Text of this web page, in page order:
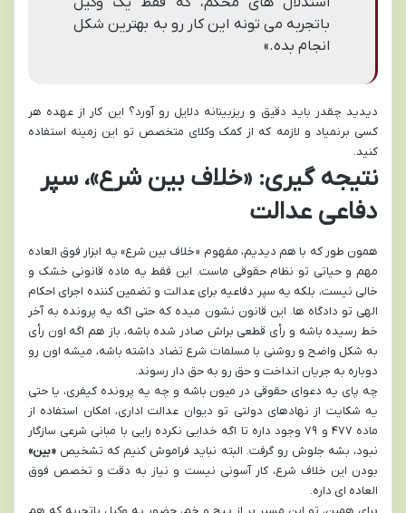
باتجربه می تونه این کار رو به بهترین شکل
انجام بده.»
دیدید چقدر باید دقیق و ریزبینانه دلایل رو آورد؟ این کار از عهده هر
کسی برنمیاد و لازمه که از کمک وکلای متخصص تو این زمینه استفاده
کنید.
نتیجه گیری: «خلاف بین شرع»، سپر
دفاعی عدالت
همون طور که با هم دیدیم، مفهوم «خلاف بین شرع» یه ابزار فوق العاده
مهم و حیاتی تو نظام حقوقی ماست. این فقط یه ماده قانونی خشک و
خالی نیست، بلکه یه سپر دفاعیه برای عدالت و تضمین کننده اجرای احکام
الهی تو دادگاه ها. این قانون نشون میده که حتی اگه یه پرونده به آخر
خط رسیده باشه و رأی قطعی براش صادر شده باشه، باز هم اگه اون رأی
به شکل واضح و روشنی با مسلمات شرع تضاد داشته باشه، میشه اون رو
دوباره به جریان انداخت و حق رو به حق دار رسوند.
چه پای یه دعوای حقوقی در میون باشه و چه یه پرونده کیفری، یا حتی
یه شکایت از نهادهای دولتی تو دیوان عدالت اداری، امکان استفاده از
ماده ۴۷۷ و ۷۹ وجود داره تا اگه خدایی نکرده رایی با مبانی شرعی سازگار
نبود، بشه جلوش رو گرفت. البته نباید فراموش کنیم که تشخیص «بین»
بودن این خلاف شرع، کار آسونی نیست و نیاز به دقت و تخصص فوق
العاده ای داره.